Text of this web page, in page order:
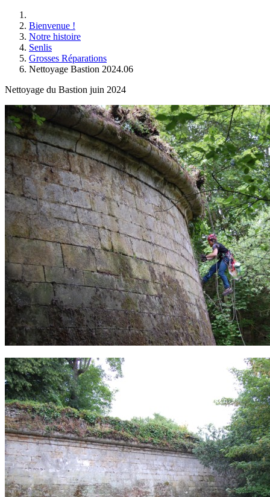
Bienvenue !
Notre histoire
Senlis
Grosses Réparations
Nettoyage Bastion 2024.06
Nettoyage du Bastion juin 2024